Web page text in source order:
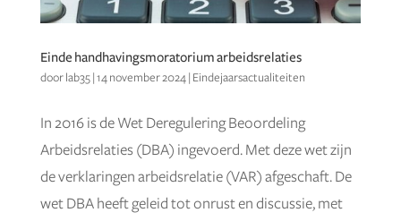
Einde handhavingsmoratorium arbeidsrelaties
door lab35| 14 november 2024| Eindejaarsactualiteiten
In 2016 is de Wet Deregulering Beoordeling
Arbeidsrelaties (DBA) ingevoerd. Met deze wet zijn
de verklaringen arbeidsrelatie (VAR) afgeschaft. De
wet DBA heeft geleid tot onrust en discussie, met